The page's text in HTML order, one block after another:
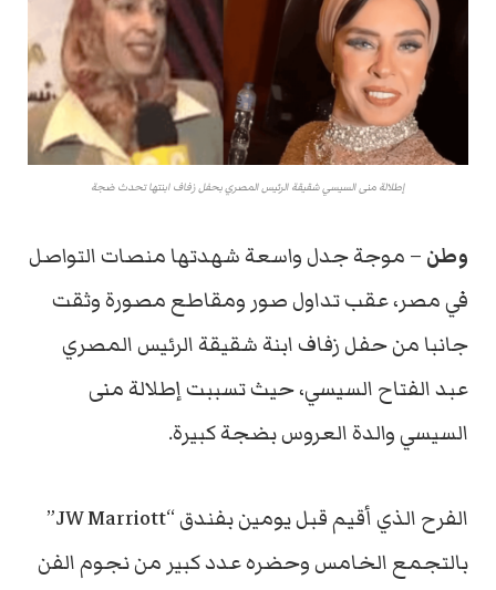
إطلالة منى السيسي شقيقة الرئيس المصري بحفل زفاف ابنتها تحدث ضجة
وطن – موجة جدل واسعة شهدتها منصات التواصل
في مصر، عقب تداول صور ومقاطع مصورة وثقت
جانبا من حفل زفاف ابنة شقيقة الرئيس المصري
عبد الفتاح السيسي، حيث تسببت إطلالة منى
السيسي والدة العروس بضجة كبيرة.
الفرح الذي أقيم قبل يومين بفندق “JW Marriott”
بالتجمع الخامس وحضره عدد كبير من نجوم الفن